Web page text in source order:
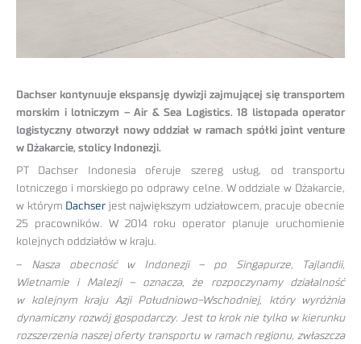
Dachser kontynuuje ekspansję dywizji zajmującej się transportem
morskim i lotniczym – Air & Sea Logistics. 18 listopada operator
logistyczny otworzył nowy oddział w ramach spółki joint venture
w Dżakarcie, stolicy Indonezji.
PT Dachser Indonesia oferuje szereg usług, od transportu
lotniczego i morskiego po odprawy celne. W oddziale w Dżakarcie,
w którym Dachser jest największym udziałowcem, pracuje obecnie
25 pracowników. W 2014 roku operator planuje uruchomienie
kolejnych oddziałów w kraju.
– Nasza obecność w Indonezji – po Singapurze, Tajlandii,
Wietnamie i Malezji – oznacza, że rozpoczynamy działalność
w kolejnym kraju Azji Południowo-Wschodniej, który wyróżnia
dynamiczny rozwój gospodarczy. Jest to krok nie tylko w kierunku
rozszerzenia naszej oferty transportu w ramach regionu, zwłaszcza